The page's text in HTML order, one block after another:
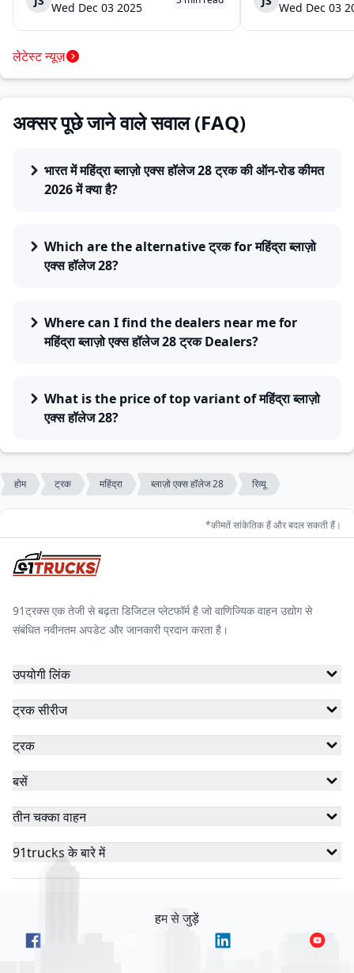
बिक्री 32,753 वाहन रह...
Wed Dec 03 2025
क्योंकि दिल्ली की रोज़मर्रा...
Wed Dec 03
लेटेस्ट न्यूज़
अक्सर पूछे जाने वाले सवाल (FAQ)
भारत में महिंद्रा ब्लाज़ो एक्स हॉलेज 28 ट्रक की ऑन-रोड कीमत
2026 में क्या है?
Which are the alternative ट्रक for महिंद्रा ब्लाज़ो
एक्स हॉलेज 28?
Where can I find the dealers near me for
महिंद्रा ब्लाज़ो एक्स हॉलेज 28 ट्रक Dealers?
What is the price of top variant of महिंद्रा ब्लाज़ो
एक्स हॉलेज 28?
होम ट्रक महिंद्रा ब्लाज़ो एक्स हॉलेज 28 रिव्यू
*कीमतें सांकेतिक हैं और बदल सकती हैं।
91ट्रक्स एक तेजी से बढ़ता डिजिटल प्लेटफॉर्म है जो वाणिज्यिक वाहन उद्योग से
संबंधित नवीनतम अपडेट और जानकारी प्रदान करता है।
उपयोगी लिंक
ट्रक सीरीज
ट्रक
बसें
तीन चक्का वाहन
91trucks के बारे में
हम से जुड़ें